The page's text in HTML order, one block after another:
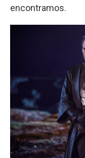
encontramos.